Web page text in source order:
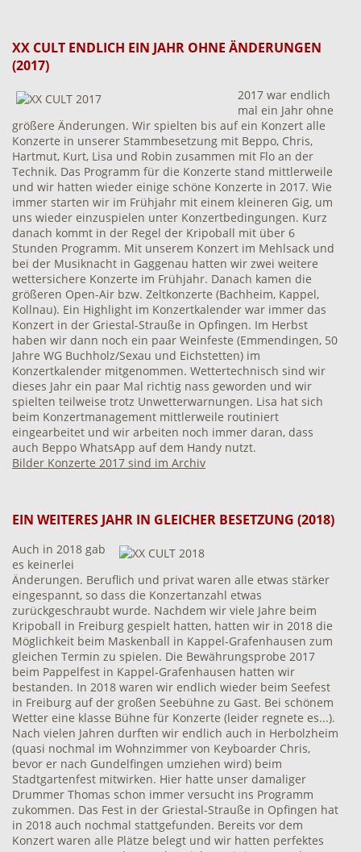
XX CULT ENDLICH EIN JAHR OHNE ÄNDERUNGEN
(2017)
2017 war endlich
mal ein Jahr ohne
größere Änderungen. Wir spielten bis auf ein Konzert alle
Konzerte in unserer Stammbesetzung mit Beppo, Chris,
Hartmut, Kurt, Lisa und Robin zusammen mit Flo an der
Technik. Das Programm für die Konzerte stand mittlerweile
und wir hatten wieder einige schöne Konzerte in 2017. Wie
immer starten wir im Frühjahr mit einem kleineren Gig, um
uns wieder einzuspielen unter Konzertbedingungen. Kurz
danach kommt in der Regel der Kripoball mit über 6
Stunden Programm. Mit unserem Konzert im Mehlsack und
bei der Musiknacht in Gaggenau hatten wir zwei weitere
wettersichere Konzerte im Frühjahr. Danach kamen die
größeren Open-Air bzw. Zeltkonzerte (Bachheim, Kappel,
Kollnau). Ein Highlight im Konzertkalender war immer das
Konzert in der Griestal-Strauße in Opfingen. Im Herbst
haben wir dann noch ein paar Weinfeste (Emmendingen, 50
Jahre WG Buchholz/Sexau und Eichstetten) im
Konzertkalender mitgenommen. Wettertechnisch sind wir
dieses Jahr ein paar Mal richtig nass geworden und wir
spielten teilweise trotz Unwetterwarnungen. Lisa hat sich
beim Konzertmanagement mittlerweile routiniert
eingearbeitet und wir arbeiten noch immer daran, dass
auch Beppo WhatsApp auf dem Handy nutzt.
Bilder Konzerte 2017 sind im Archiv
EIN WEITERES JAHR IN GLEICHER BESETZUNG (2018)
Auch in 2018 gab
es keinerlei
Änderungen. Beruflich und privat waren alle etwas stärker
eingespannt, so dass die Konzertanzahl etwas
zurückgeschraubt wurde. Nachdem wir viele Jahre beim
Kripoball in Freiburg gespielt hatten, hatten wir in 2018 die
Möglichkeit beim Maskenball in Kappel-Grafenhausen zum
gleichen Termin zu spielen. Die Bewährungsprobe 2017
beim Pappelfest in Kappel-Grafenhausen hatten wir
bestanden. In 2018 waren wir endlich wieder beim Seefest
in Freiburg auf der großen Seebühne zu Gast. Bei schönem
Wetter eine klasse Bühne für Konzerte (leider regnete es...).
Nach vielen Jahren durften wir endlich auch in Herbolzheim
(quasi nochmal im Wohnzimmer von Keyboarder Chris,
bevor er nach Gundelfingen umziehen wird) beim
Stadtgartenfest mitwirken. Hier hatte unser damaliger
Drummer Thomas schon immer versucht ins Programm
zukommen. Das Fest in der Griestal-Strauße in Opfingen hat
in 2018 auch nochmal stattgefunden. Bereits vor dem
Konzert waren alle Plätze belegt und wir hatten perfektes